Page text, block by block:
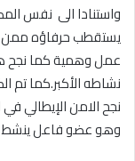
واستنادا الى نفس
يستقطب حرفاؤه ممن
عمل وهمية كما نجح
نشاطه الأكبر.كما
وهو عضو فاعل ينشط